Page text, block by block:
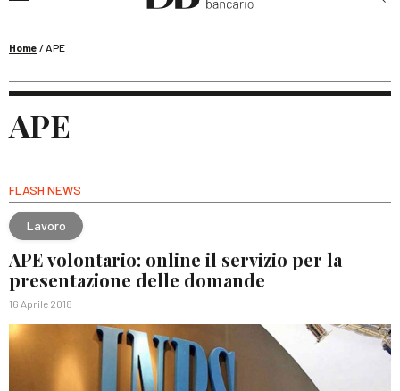
Home /APE
APE
FLASH NEWS
Lavoro
APE volontario: online il servizio per la
presentazione delle domande
16 Aprile 2018